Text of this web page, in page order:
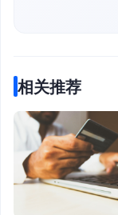
相关推荐